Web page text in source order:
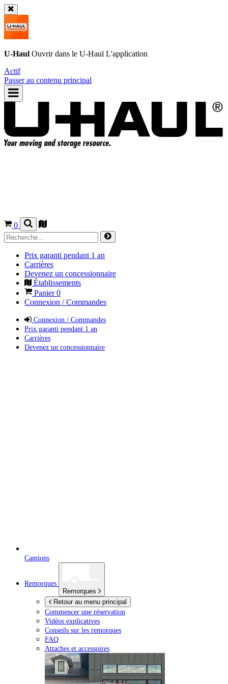
U-Haul Ouvrir dans le U-Haul L'application
Actif
Passer au contenu principal
0
Prix garanti pendant 1 an
Carrières
Devenez un concessionnaire
Établissements
Panier0
Connexion / Commandes
Connexion / Commandes
Prix garanti pendant 1 an
Carrières
Devenez un concessionnaire
Camions
Remorques
Remorques
Retour au menu principal
Commencer une réservation
Vidéos explicatives
Conseils sur les remorques
FAQ
Attaches et accessoires